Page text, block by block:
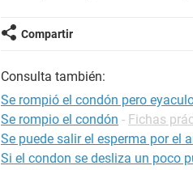
Compartir
Consulta también:
Se rompió el condón pero
Se rompio el condón - Fichas
Se puede salir el esperma por el
Si el condon se desliza un poco